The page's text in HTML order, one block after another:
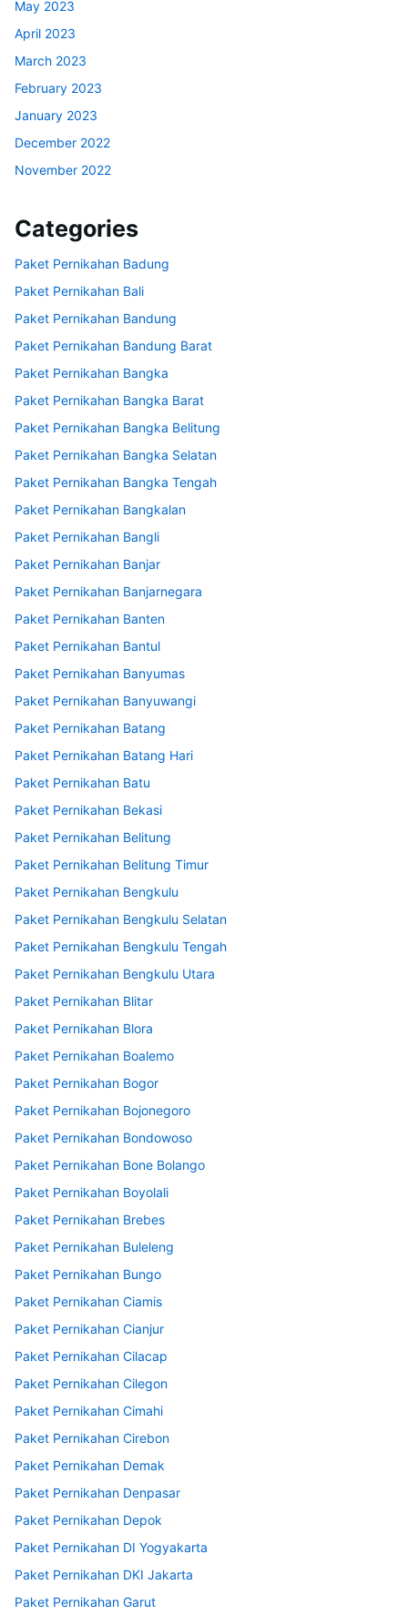
May 2023
April 2023
March 2023
February 2023
January 2023
December 2022
November 2022
Categories
Paket Pernikahan Badung
Paket Pernikahan Bali
Paket Pernikahan Bandung
Paket Pernikahan Bandung Barat
Paket Pernikahan Bangka
Paket Pernikahan Bangka Barat
Paket Pernikahan Bangka Belitung
Paket Pernikahan Bangka Selatan
Paket Pernikahan Bangka Tengah
Paket Pernikahan Bangkalan
Paket Pernikahan Bangli
Paket Pernikahan Banjar
Paket Pernikahan Banjarnegara
Paket Pernikahan Banten
Paket Pernikahan Bantul
Paket Pernikahan Banyumas
Paket Pernikahan Banyuwangi
Paket Pernikahan Batang
Paket Pernikahan Batang Hari
Paket Pernikahan Batu
Paket Pernikahan Bekasi
Paket Pernikahan Belitung
Paket Pernikahan Belitung Timur
Paket Pernikahan Bengkulu
Paket Pernikahan Bengkulu Selatan
Paket Pernikahan Bengkulu Tengah
Paket Pernikahan Bengkulu Utara
Paket Pernikahan Blitar
Paket Pernikahan Blora
Paket Pernikahan Boalemo
Paket Pernikahan Bogor
Paket Pernikahan Bojonegoro
Paket Pernikahan Bondowoso
Paket Pernikahan Bone Bolango
Paket Pernikahan Boyolali
Paket Pernikahan Brebes
Paket Pernikahan Buleleng
Paket Pernikahan Bungo
Paket Pernikahan Ciamis
Paket Pernikahan Cianjur
Paket Pernikahan Cilacap
Paket Pernikahan Cilegon
Paket Pernikahan Cimahi
Paket Pernikahan Cirebon
Paket Pernikahan Demak
Paket Pernikahan Denpasar
Paket Pernikahan Depok
Paket Pernikahan DI Yogyakarta
Paket Pernikahan DKI Jakarta
Paket Pernikahan Garut